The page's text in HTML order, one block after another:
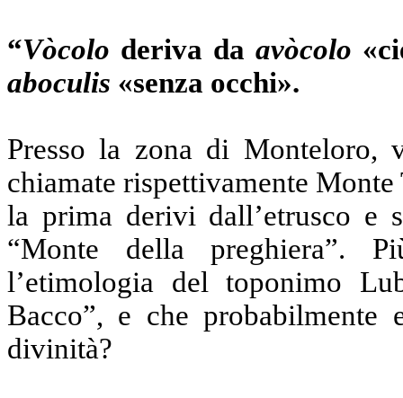
“Vòcolo deriva da avòcolo
aboculis «senza occhi».
Presso la zona di Monteloro,
chiamate rispettivamente
la prima derivi dall’etrusco e
“Monte della preghiera”.
l’etimologia del toponimo
Bacco”, e che probabilmente
divinità?